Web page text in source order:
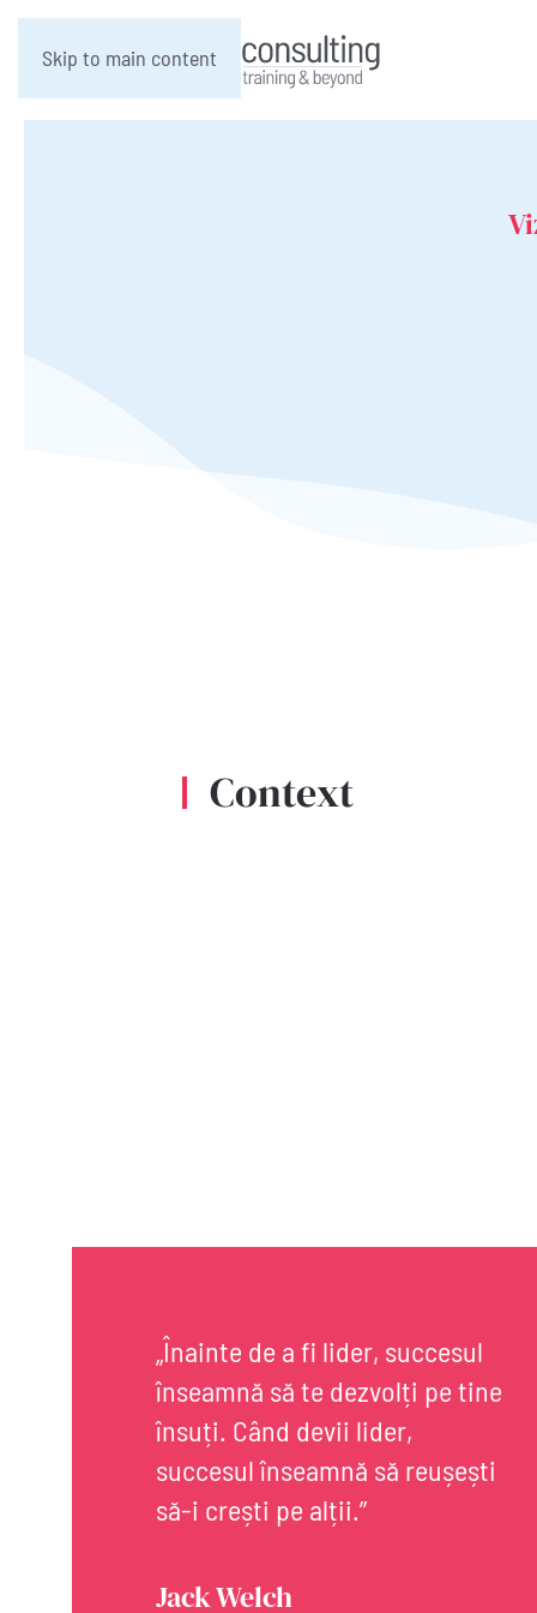
Skip to main content
Context
„Înainte de a fi lider, succesul
înseamnă să te dezvolți pe tine
însuți. Când devii lider,
succesul înseamnă să reușești
să-i crești pe alții.”
Jack Welch